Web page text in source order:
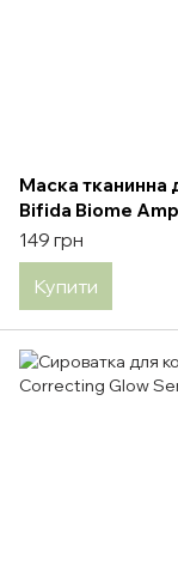
Маска тканинна
Bifida Biome
149 грн
Купити